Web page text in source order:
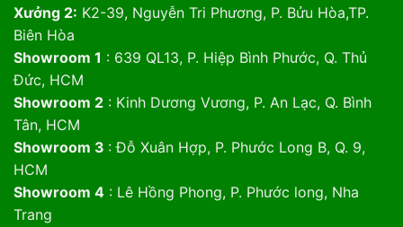
Xưởng 2: K2-39, Nguyễn Tri Phương, P. Bửu Hòa,TP.
Biên Hòa
Showroom 1 : 639 QL13, P. Hiệp Bình Phước, Q. Thủ
Đức, HCM
Showroom 2: Kinh Dương Vương, P. An Lạc, Q. Bình
Tân, HCM
Showroom 3 : Đỗ Xuân Hợp, P. Phước Long B, Q. 9,
HCM
Showroom 4: Lê Hồng Phong, P. Phước long, Nha
Trang